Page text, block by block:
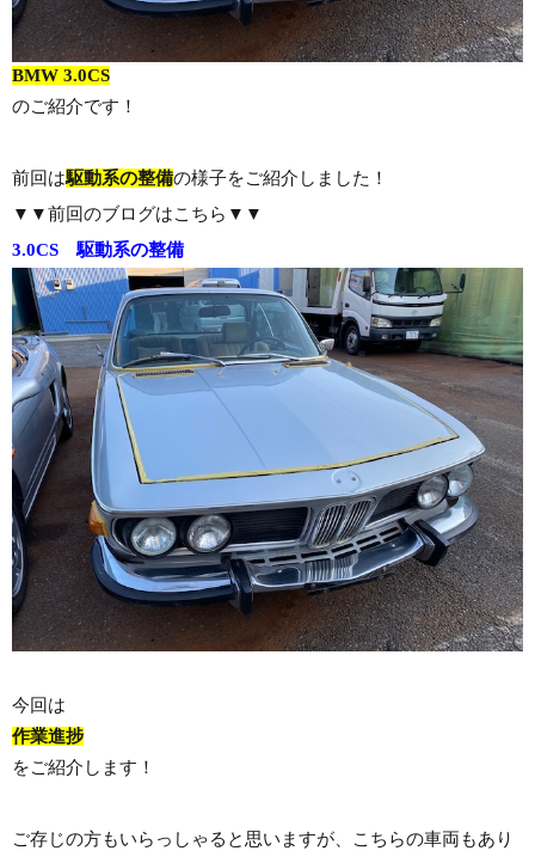
BMW 3.0CS
のご紹介です！
前回は駆動系の整備の様子をご紹介しました！
▼▼前回のブログはこちら▼▼
3.0CS 駆動系の整備
今回は
作業進捗
をご紹介します！
ご存じの方もいらっしゃると思いますが、こちらの車両もあり